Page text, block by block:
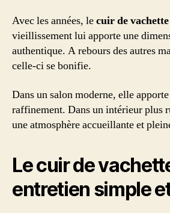
Avec les années, lecuir de vachette
vieillissement lui apporte une
authentique. A rebours des autres
celle-ci se bonifie.
Dans un salon moderne, elle
raffinement. Dans un intérieur plus
une atmosphère accueillante et
Le cuir de
entretien simple